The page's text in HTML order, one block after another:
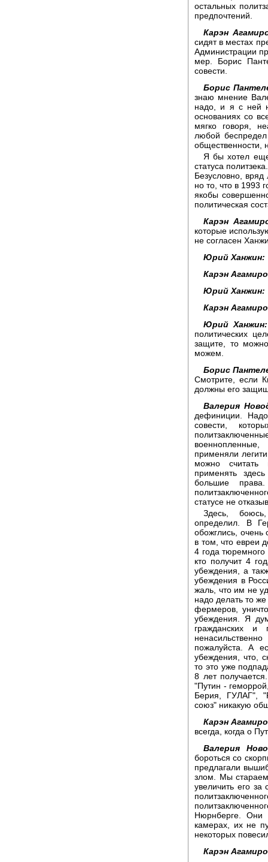
остальных
предпочтений.
Карэн
сидят в местах
Администрации
мер. Борис
совести.
Борис
знаю мнение
надо, и я с ней
основаниях со
мягко говоря,
любой
общественности,
Я бы хотел еще
статуса
Безусловно,
но то, что в 1993
якобы
политическая
Карэн
которые
не согласен
Юрий Ханжин:
Карэн
Юрий Ханжин:
Карэн
Юрий Ханжин:
политических
защите, то
можем.
Борис
Смотрите, если
должны его
Валерия
дефиниции. Надо
совести,
применяли
можно считать
применять
большие
статусе не
Здесь,
определил. В
обожглись, очень
в том, что евреи
4 года
кто получит 4
убеждения, а
убеждения в
жаль, что им не
надо делать то
фермеров,
убеждения. Я
гражданских и
пожалуйста. А
убеждения, что,
то это уже
8 лет
"Путин -
Берия, ГУЛАГ",
союз" никакую
Карэн
всегда, когда о
Валерия
бороться со
предлагали
злом. Мы
увеличить его за
Нюрнберге. Они
камерах, их не
некоторых
Карэн